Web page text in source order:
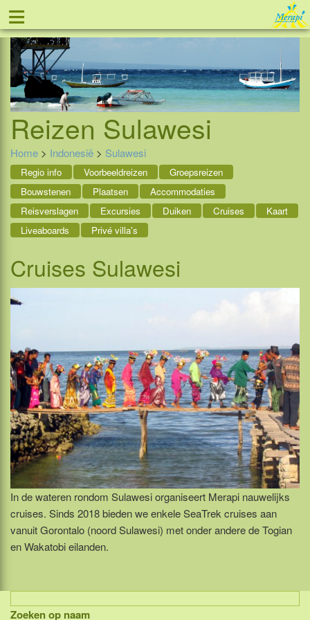
≡ Tel: 088 - 81 11 999
Reizen Sulawesi
Home > Indonesië > Sulawesi
Regio info Voorbeeldreizen
Groepsreizen
Bouwstenen
Plaatsen
Accommodaties
Reisverslagen
Excursies Duiken Cruises
Kaart
Liveaboards
Privé villa's
Cruises Sulawesi
In de wateren rondom Sulawesi organiseert Merapi nauwelijks
cruises. Sinds 2018 bieden we enkele SeaTrek cruises aan
vanuit Gorontalo (noord Sulawesi) met onder andere de Togian
en Wakatobi eilanden.
Zoeken op naam